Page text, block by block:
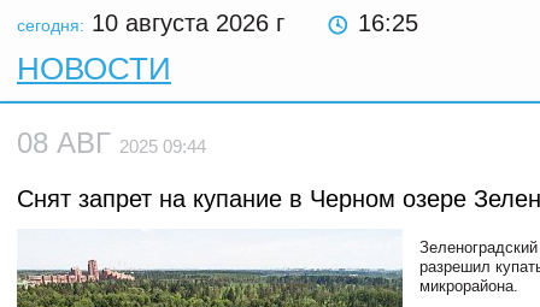
сегодня: 10 августа 2026 г 16:25
НОВОСТИ
08 АВГ 2025 09:44
Снят запрет на купание в Черном озере
разрешил
микрорайона.